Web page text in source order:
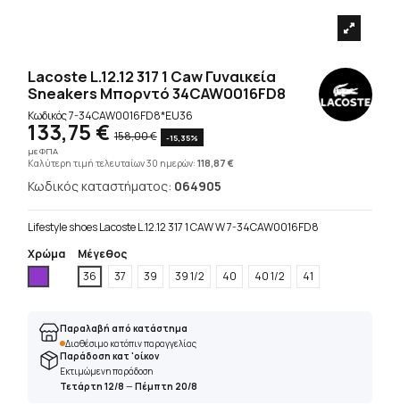
Lacoste L.12.12 317 1 Caw Γυναικεία
Sneakers Μπορντό 34CAW0016FD8
Κωδικός7-34CAW0016FD8*EU36
133,75 € 158,00 €
-15,35%
με ΦΠΑ
Καλύτερη τιμή τελευταίων 30 ημερών:118,87 €
Κωδικός καταστήματος: 064905
Lifestyle shoes Lacoste L.12.12 317 1 CAW W 7-34CAW0016FD8
Χρώμα
Μέγεθος
36
37 39 39 1/2 40 40 1/2 41
Παραλαβή από κατάστημα
Διαθέσιμο κατόπιν παραγγελίας
Παράδοση κατ 'οίκον
Εκτιμώμενη παράδοση
Τετάρτη 12/8 —Πέμπτη 20/8